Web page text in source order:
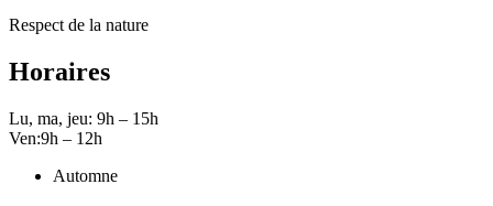
Respect de la nature
Horaires
Lu, ma, jeu: 9h – 15h
Ven:9h – 12h
Automne